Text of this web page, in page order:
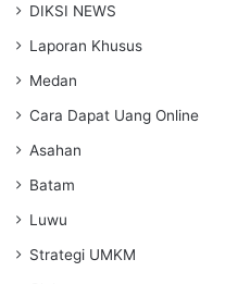
DIKSI NEWS
Laporan Khusus
Medan
Cara Dapat Uang Online
Asahan
Batam
Luwu
Strategi UMKM